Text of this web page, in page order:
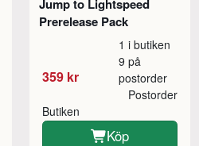
Jump to Lightspeed
Prerelease Pack
359 kr
1 i butiken
9 på
postorder
Butiken
Postorder
Köp